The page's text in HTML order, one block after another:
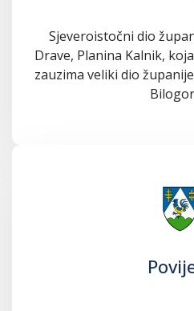
Sjeveroistočni dio
Drave, Planina Kalnik,
zauzima veliki dio